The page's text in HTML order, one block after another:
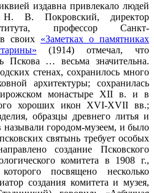
издавна привлекало людей
В. Покровский, директор
профессор Санкт-
своих «Заметках о памятниках
(1914) отмечал, что
Пскова … весьма значительна.
стенах, сохранилось много
архитектуры; сохранилась
монастыре ХII в. и в
хороших икон XVI-XVII вв.;
образцы древнего литья и
городом-музеем, и было
святынь требует особых
создание Псковского
комитета в 1908 г.,
посвящено несколько
создания комитета и музея,